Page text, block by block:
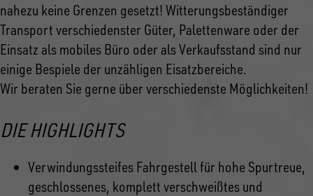
nahezu keine Grenzen gesetzt! Witterungsbeständiger
Transport verschiedenster Güter, Palettenware oder der
Einsatz als mobiles Büro oder als Verkaufsstand sind nur
einige Bespiele der unzähligen Eisatzbereiche.
Wir beraten Sie gerne über verschiedenste Möglichkeiten!
DIE HIGHLIGHTS
Verwindungssteifes Fahrgestell für hohe Spurtreue,
geschlossenes, komplett verschweißtes und